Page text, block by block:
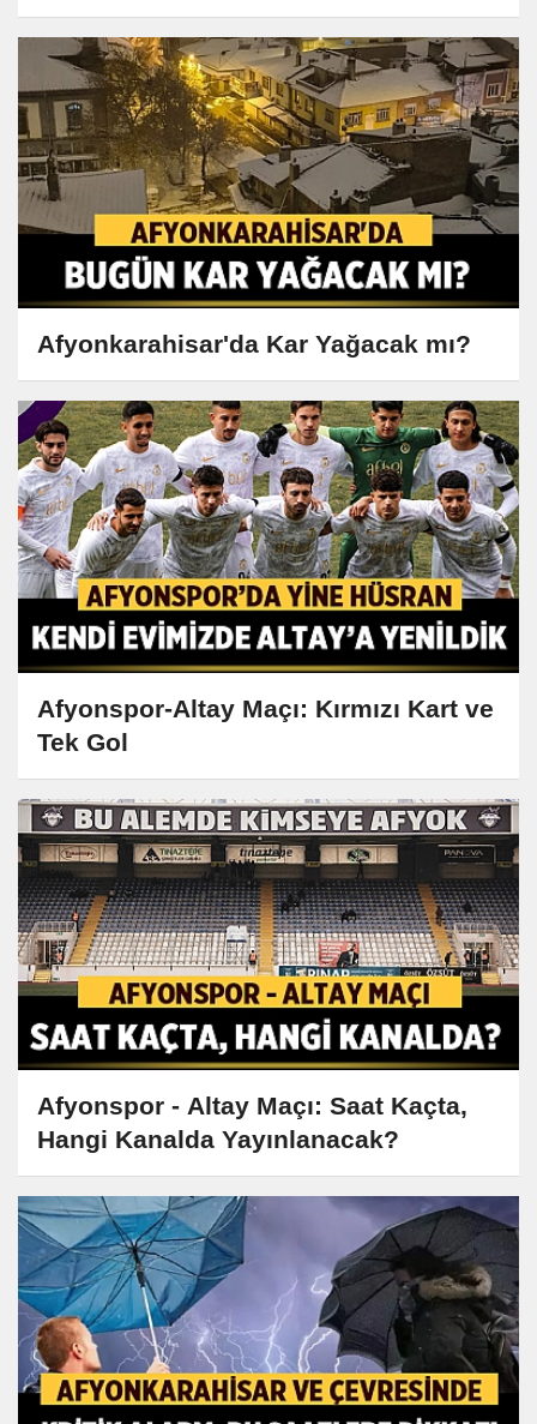
Afyonkarahisar'da Kar Yağacak mı?
Afyonspor-Altay Maçı: Kırmızı Kart ve
Tek Gol
Afyonspor - Altay Maçı: Saat Kaçta,
Hangi Kanalda Yayınlanacak?